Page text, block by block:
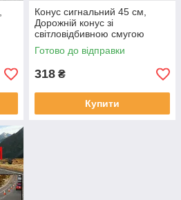
Конус сигнальний 45 см,
Дорожній конус зі
світловідбивною смугою
Готово до відправки
318 ₴
Купити